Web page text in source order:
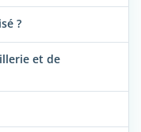
?
et de